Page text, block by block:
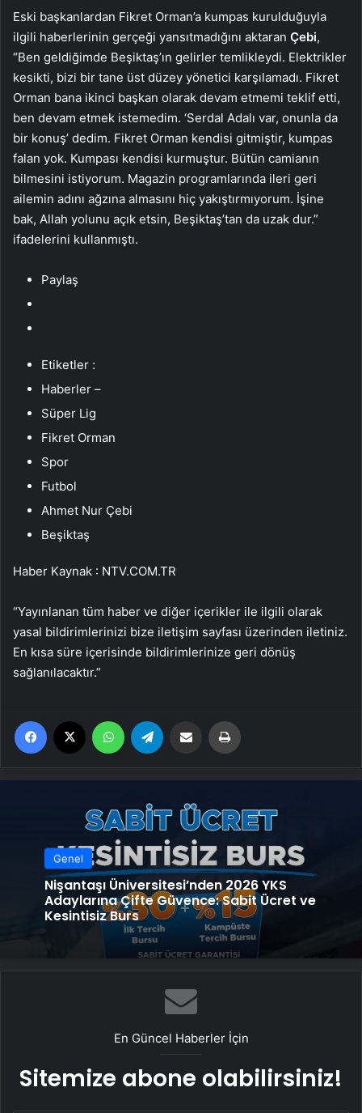
Eski başkanlardan Fikret Orman’a kumpas kurulduğuyla
ilgili haberlerinin gerçeği yansıtmadığını aktaran Çebi,
“Ben geldiğimde Beşiktaş’ın gelirler temlikleydi. Elektrikler
kesikti, bizi bir tane üst düzey yönetici karşılamadı. Fikret
Orman bana ikinci başkan olarak devam etmemi teklif etti,
ben devam etmek istemedim. ‘Serdal Adalı var, onunla da
bir konuş’ dedim. Fikret Orman kendisi gitmiştir, kumpas
falan yok. Kumpası kendisi kurmuştur. Bütün camianın
bilmesini istiyorum. Magazin programlarında ileri geri
ailemin adını ağzına almasını hiç yakıştırmıyorum. İşine
bak, Allah yolunu açık etsin, Beşiktaş’tan da uzak dur.”
ifadelerini kullanmıştı.
Paylaş
Etiketler :
Haberler –
Süper Lig
Fikret Orman
Spor
Futbol
Ahmet Nur Çebi
Beşiktaş
Haber Kaynak : NTV.COM.TR
“Yayınlanan tüm haber ve diğer içerikler ile ilgili olarak
yasal bildirimlerinizi bize iletişim sayfası üzerinden iletiniz.
En kısa süre içerisinde bildirimlerinize geri dönüş
sağlanılacaktır.”
Facebook WhatsApp Email'den paylaş
Genel
Nişantaşı Üniversitesi’nden 2026 YKS
Adaylarına Çifte Güvence: Sabit Ücret ve
Kesintisiz Burs
En Güncel Haberler İçin
Sitemize abone olabilirsiniz!